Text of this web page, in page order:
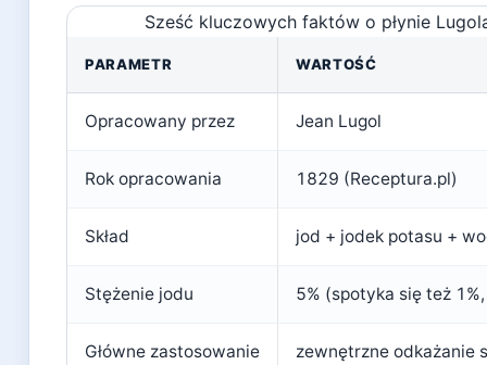
Sześć kluczowych faktów o płynie
PARAMETR WARTOŚĆ
Opracowany przez Jean Lugol
Rok opracowania 1829 (Receptura.pl)
Skład jod + jodek potasu +
Stężenie jodu 5% (spotyka się też
Główne zastosowanie zewnętrzne odkażanie